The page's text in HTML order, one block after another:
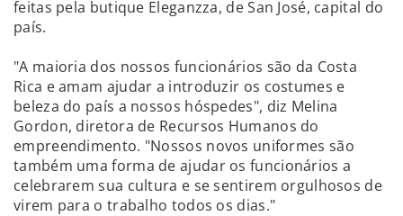
feitas pela butique Eleganzza, de San José, capital do
país.
"A maioria dos nossos funcionários são da Costa
Rica e amam ajudar a introduzir os costumes e
beleza do país a nossos hóspedes", diz Melina
Gordon, diretora de Recursos Humanos do
empreendimento. "Nossos novos uniformes são
também uma forma de ajudar os funcionários a
celebrarem sua cultura e se sentirem orgulhosos de
virem para o trabalho todos os dias."